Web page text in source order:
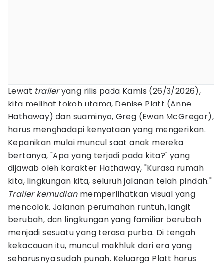
Lewat traileryang rilis pada Kamis (26/3/2026),
kita melihat tokoh utama, Denise Platt (Anne
Hathaway) dan suaminya, Greg (Ewan McGregor),
harus menghadapi kenyataan yang mengerikan.
Kepanikan mulai muncul saat anak mereka
bertanya, "Apa yang terjadi pada kita?" yang
dijawab oleh karakter Hathaway, "Kurasa rumah
kita, lingkungan kita, seluruh jalanan telah pindah."
Trailer kemudian memperlihatkan visual yang
mencolok. Jalanan perumahan runtuh, langit
berubah, dan lingkungan yang familiar berubah
menjadi sesuatu yang terasa purba. Di tengah
kekacauan itu, muncul makhluk dari era yang
seharusnya sudah punah. Keluarga Platt harus